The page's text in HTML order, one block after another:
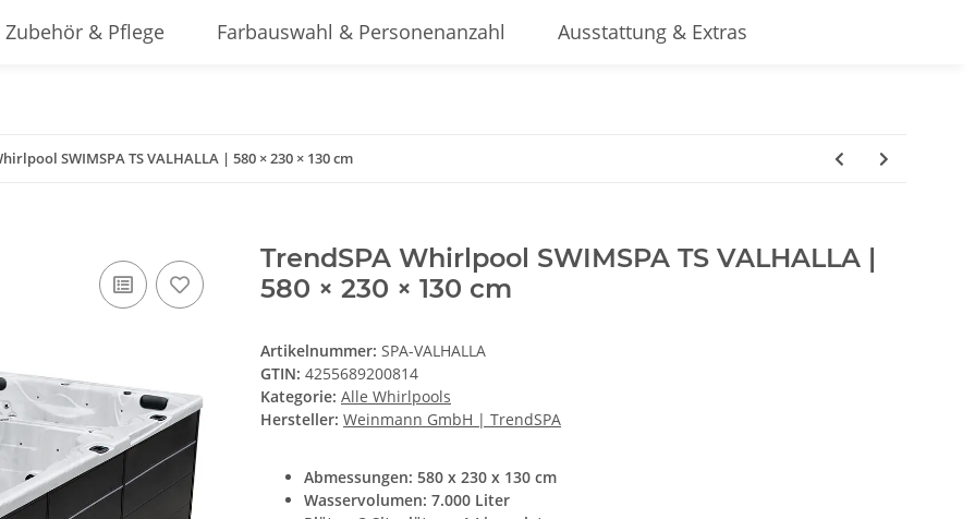
Zubehör & Pflege Farbauswahl & Personenanzahl Ausstattung & Extras
SWIMSPA TS VALHALLA | 580 × 230 × 130 cm
TrendSPA Whirlpool SWIMSPA TS VALHALLA |
580 × 230 × 130 cm
Artikelnummer: SPA-VALHALLA
GTIN: 4255689200814
Kategorie: Alle Whirlpools
Hersteller: Weinmann GmbH | TrendSPA
Abmessungen: 580 x 230 x 130 cm
Wasservolumen: 7.000 Liter